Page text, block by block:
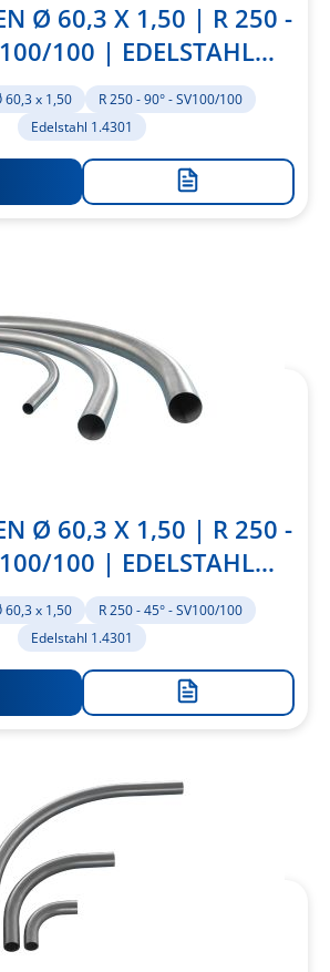
Ø 60,3 X 1,50 | R 250 -
100 | EDELSTAHL
1.4301
60,3 x 1,50
R 250 - 90° - SV100/100
Edelstahl 1.4301
Zur
Ø 60,3 X 1,50 | R 250 -
100 | EDELSTAHL
1.4301
60,3 x 1,50
R 250 - 45° - SV100/100
Edelstahl 1.4301
Zur